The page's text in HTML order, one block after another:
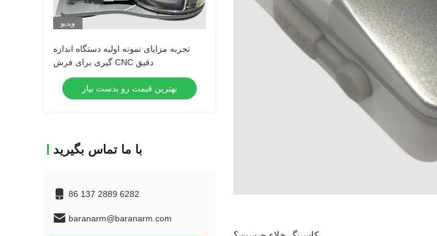
ویدیو
تجربه مزایای نمونه اولیه دستگاه اندازه
گیری برای فرش CNC دقیق
بهترین قیمت رو بدست بیار
با ما تماس بگیرید
86 137 2889 6282
baranarm@baranarm.com